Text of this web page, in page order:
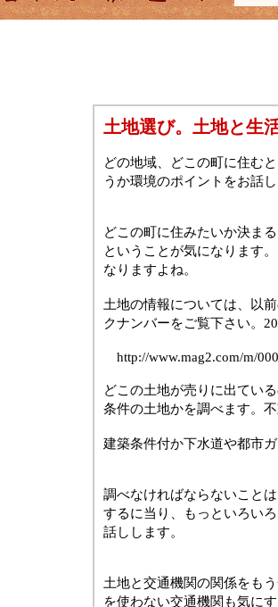
土地選び。土地と生
どの地域、どこの町に住む
うか環境のポイントをお話
どこの町に住みたいか決ま
ということが気になります
なりますよね。
土地の情報については、以
クナンバーをご覧下さい。
http://www.mag2.com/m/
どこの土地が売りに出てい
条件の土地かを調べます。
建築条件付か下水道や都市
調べなければならないこと
するに当り、もっといろい
話しします。
土地と交通機関の関係をも
を使わない交通機関も気に